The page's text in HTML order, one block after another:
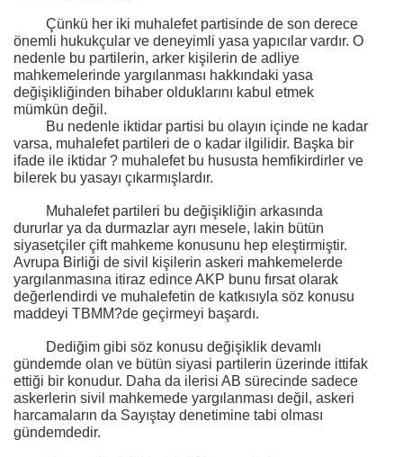
Çünkü her iki muhalefet partisinde de son derece
önemli hukukçular ve deneyimli yasa yapıcılar vardır. O
nedenle bu partilerin, arker kişilerin de adliye
mahkemelerinde yargılanması hakkındaki yasa
değişikliğinden bihaber olduklarını kabul etmek
mümkün değil.
Bu nedenle iktidar partisi bu olayın içinde ne kadar
varsa, muhalefet partileri de o kadar ilgilidir. Başka bir
ifade ile iktidar ? muhalefet bu hususta hemfikirdirler ve
bilerek bu yasayı çıkarmışlardır.
Muhalefet partileri bu değişikliğin arkasında
dururlar ya da durmazlar ayrı mesele, lakin bütün
siyasetçiler çift mahkeme konusunu hep eleştirmiştir.
Avrupa Birliği de sivil kişilerin askeri mahkemelerde
yargılanmasına itiraz edince AKP bunu fırsat olarak
değerlendirdi ve muhalefetin de katkısıyla söz konusu
maddeyi TBMM?de geçirmeyi başardı.
Dediğim gibi söz konusu değişiklik devamlı
gündemde olan ve bütün siyasi partilerin üzerinde ittifak
ettiği bir konudur. Daha da ilerisi AB sürecinde sadece
askerlerin sivil mahkemede yargılanması değil, askeri
harcamaların da Sayıştay denetimine tabi olması
gündemdedir.